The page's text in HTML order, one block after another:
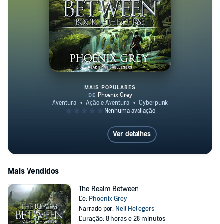
The Realm Between
MAIS POPULARES
Ver detalhes
Mais Vendidos
The Realm Between
De: Phoenix Grey
Narrado por: Neil Hellegers
Duração: 8 horas e 28 minutos